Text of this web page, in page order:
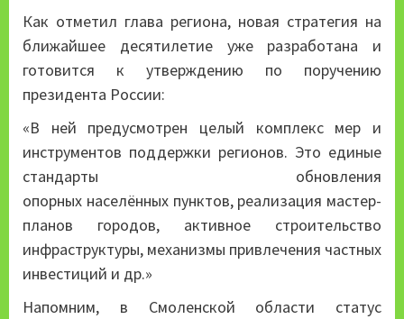
Как отметил глава региона, новая стратегия на
ближайшее десятилетие уже разработана и
готовится к утверждению по поручению
президента России:
«В ней предусмотрен целый комплекс мер и
инструментов поддержки регионов. Это единые
стандарты обновления
опорных населённых пунктов, реализация мастер-
планов городов, активное строительство
инфраструктуры, механизмы привлечения частных
инвестиций и др.»
Напомним, в Смоленской области статус